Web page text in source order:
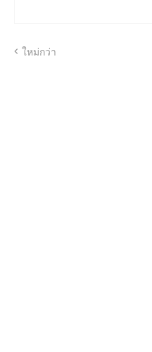
ใหม่กว่า